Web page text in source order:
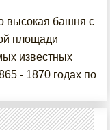
высокая башня с
площади
известных
- 1870 годах по